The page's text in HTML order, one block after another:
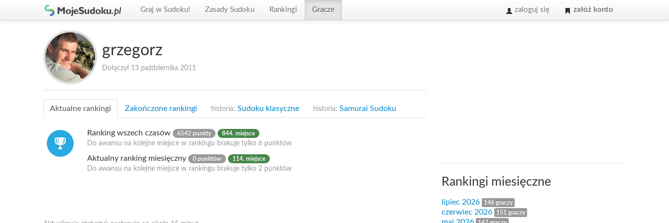
Graj w Sudoku! Zasady Sudoku Rankingi Gracze zaloguj się załóż konto
grzegorz
Dołączył 13 października 2011
Aktualne rankingi Zakończone rankingi historia: Sudoku klasyczne historia: Samurai Sudoku
Ranking wszech czasów 6542 punkty 844. miejsce
Do awansu na kolejne miejsce w rankingu brakuje tylko 6 punktów
Aktualny ranking miesięczny 0 punktów 114. miejsce
Do awansu na kolejne miejsce w rankingu brakuje tylko 2 punktów
Rankingi miesięczne
lipiec 2026 146 graczy
czerwiec 2026 151 graczy